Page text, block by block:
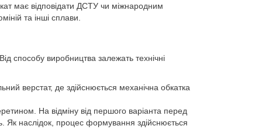
має відповідати ДСТУ чи міжнародним
та інші сплави.
способу виробництва залежать технічні
верстат, де здійснюється механічна обкатка
На відміну від першого варіанта перед
Як наслідок, процес формування здійснюється